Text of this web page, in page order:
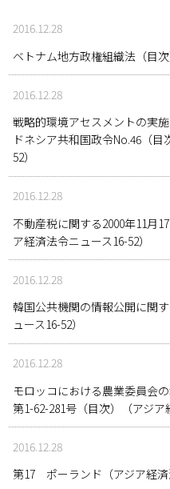
2016.12.28
ベトナム地方政権組織法（目
2016.12.28
戦略的環境アセスメントの実
ドネシア共和国政令No.46（
52）
2016.12.28
不動産税に関する2000年11月
ア経済法令ニュース16-52）
2016.12.28
韓国公共機関の情報公開に関
ュース16-52）
2016.12.28
モロッコにおける農業委員会
第1-62-281号（目次）（アジア
2016.12.28
第17 ポーランド（アジア経済